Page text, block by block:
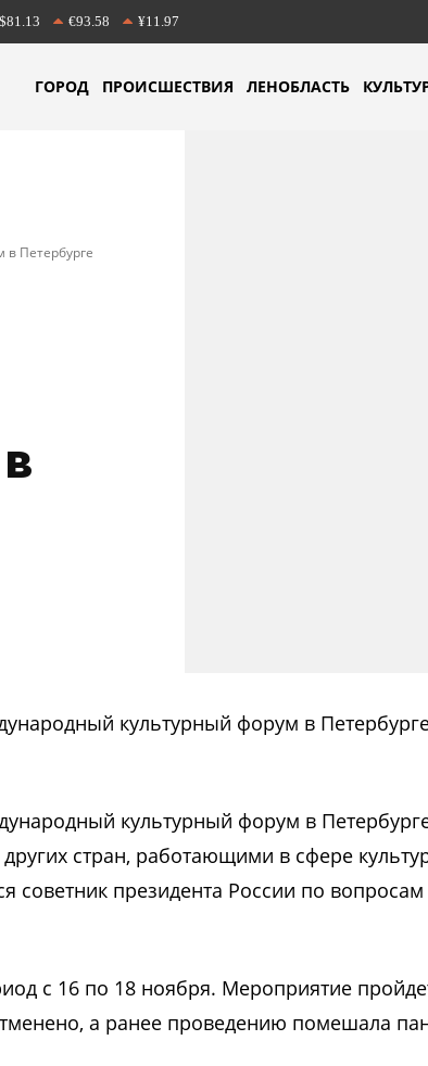
$81.13 €93.58 ¥11.97
ГОРОД ПРОИСШЕСТВИЯ ЛЕНОБЛАСТЬ
Петербурге
культурный форум в
культурный форум в
других стран, работающими в сфере
советник президента России по вопросам
с 16 по 18 ноября. Мероприятие
а ранее проведению помешала